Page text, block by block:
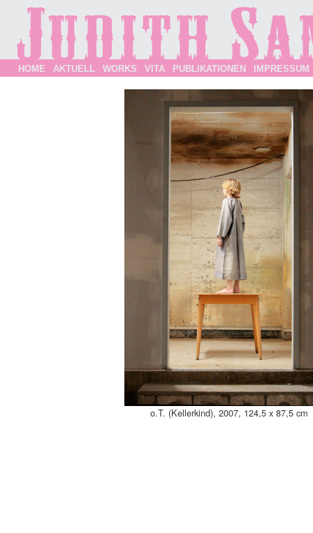
HOME AKTUELL WORKS VITA PUBLIKATIONEN IMPRESSUM
o.T. (Kellerkind), 2007, 124,5 x 87,5 cm